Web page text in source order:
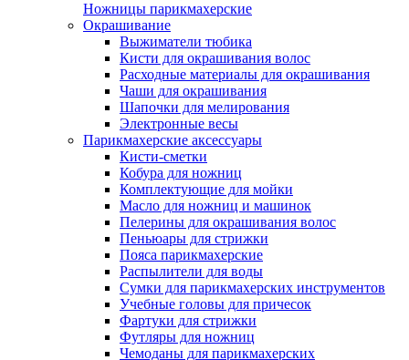
Ножницы парикмахерские
Окрашивание
Выжиматели тюбика
Кисти для окрашивания волос
Расходные материалы для окрашивания
Чаши для окрашивания
Шапочки для мелирования
Электронные весы
Парикмахерские аксессуары
Кисти-сметки
Кобура для ножниц
Комплектующие для мойки
Масло для ножниц и машинок
Пелерины для окрашивания волос
Пеньюары для стрижки
Пояса парикмахерские
Распылители для воды
Сумки для парикмахерских инструментов
Учебные головы для причесок
Фартуки для стрижки
Футляры для ножниц
Чемоданы для парикмахерских